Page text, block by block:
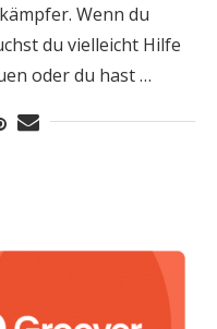
Wenn du
du vielleicht Hilfe
oder du hast …